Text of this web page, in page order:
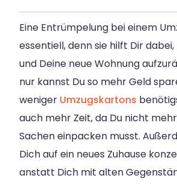
Eine Entrümpelung bei einem
essentiell, denn sie hilft Dir
und Deine neue Wohnung
nur kannst Du so mehr Geld
weniger Umzugskartons
auch mehr Zeit, da Du nicht
Sachen einpacken musst.
Dich auf ein neues Zuhause
anstatt Dich mit alten